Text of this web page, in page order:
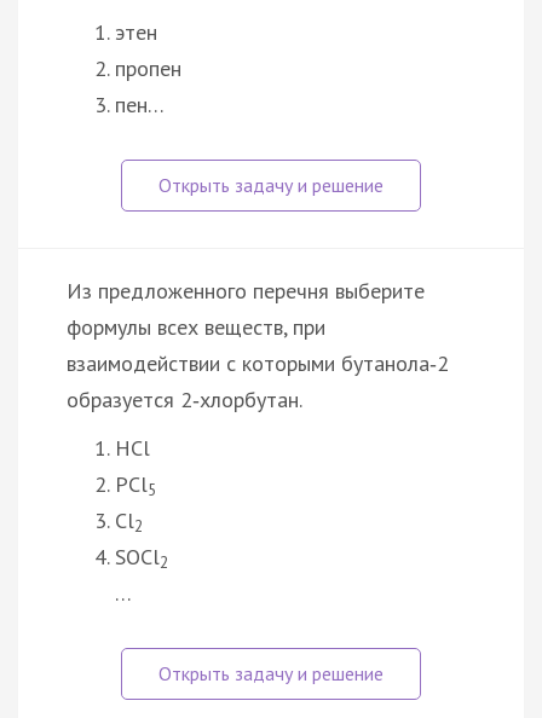
этен
пропен
пен…
Из предложенного перечня выберите
формулы всех веществ, при
взаимодействии с которыми бутанола‑2
образуется 2‑хлорбутан.
HCl
PCl5
Cl2
SOCl2
…